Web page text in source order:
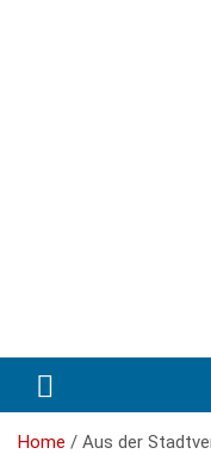
Home Aus der